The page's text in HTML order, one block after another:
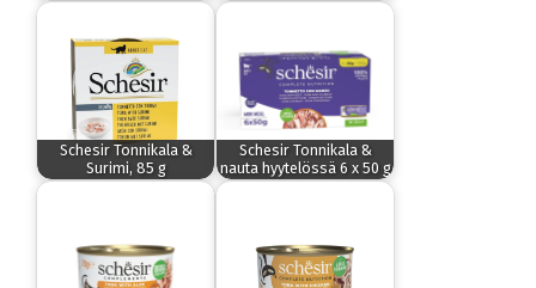
Schesir Tonnikala &
Surimi, 85 g
Schesir Tonnikala &
nauta hyytelössä 6 x 50 g